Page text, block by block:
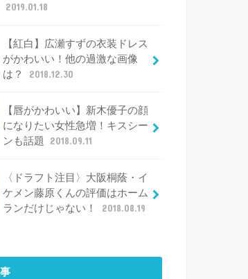
2019.01.18
【紅白】広瀬すずの衣装ドレス
がかわいい！他の過激な画像
は？
2018.12.30
【唇がかわいい】新木優子の顔
になりたい女性急増！キスシー
ンも話題
2018.09.11
〈ドラフト注目〉大阪桐蔭・イ
ケメン藤原くんの評価はホーム
ランだけじゃない！
2018.08.19